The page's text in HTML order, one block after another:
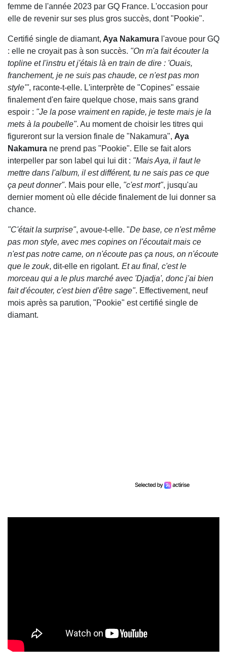
femme de l'année 2023 par GQ France. L'occasion pour
elle de revenir sur ses plus gros succès, dont "Pookie".
Certifié single de diamant, Aya Nakamura l'avoue pour GQ
: elle ne croyait pas à son succès. "On m'a fait écouter la
topline et l'instru et j'étais là en train de dire : 'Ouais,
franchement, je ne suis pas chaude, ce n'est pas mon
style'", raconte-t-elle. L'interprète de "Copines" essaie
finalement d'en faire quelque chose, mais sans grand
espoir : "Je la pose vraiment en rapide, je teste mais je la
mets à la poubelle". Au moment de choisir les titres qui
figureront sur la version finale de "Nakamura", Aya
Nakamura ne prend pas "Pookie". Elle se fait alors
interpeller par son label qui lui dit : "Mais Aya, il faut le
mettre dans l'album, il est différent, tu ne sais pas ce que
ça peut donner". Mais pour elle, "c'est mort", jusqu'au
dernier moment où elle décide finalement de lui donner sa
chance.
"C'était la surprise", avoue-t-elle. "De base, ce n'est même
pas mon style, avec mes copines on l'écoutait mais ce
n'est pas notre came, on n'écoute pas ça nous, on n'écoute
que le zouk, dit-elle en rigolant. Et au final, c'est le
morceau qui a le plus marché avec 'Djadja', donc j'ai bien
fait d'écouter, c'est bien d'être sage". Effectivement, neuf
mois après sa parution, "Pookie" est certifié single de
diamant.